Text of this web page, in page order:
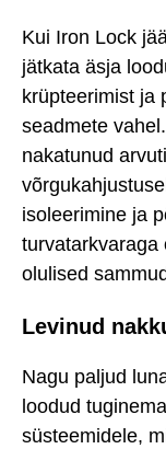
Kui Iron Lock
jätkata äsja
krüpteerimist ja
seadmete
nakatunud
isoleerimine ja
turvatarkvaraga
olulised
Levinud
Nagu paljud
loodud
süsteemidele,